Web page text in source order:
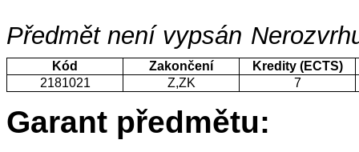
Předmět není vypsán
Kód Zakončení
Kredity (ECTS)
2181021
Z,ZK 7
Garant předmětu: